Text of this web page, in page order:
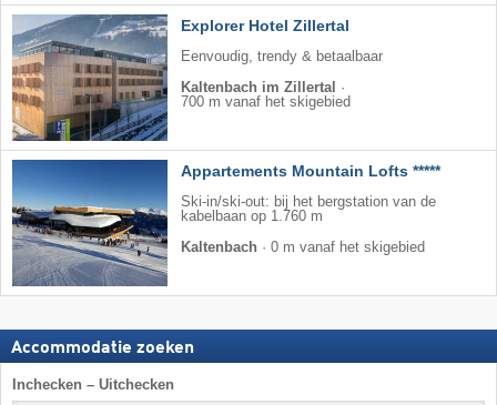
Explorer Hotel Zillertal
Eenvoudig, trendy & betaalbaar
Kaltenbach im Zillertal ·
700 m vanaf het skigebied
Appartements Mountain Lofts *****
Ski-in/ski-out: bij het bergstation van de
kabelbaan op 1.760 m
Kaltenbach · 0 m vanaf het skigebied
Accommodatie zoeken
Inchecken – Uitchecken